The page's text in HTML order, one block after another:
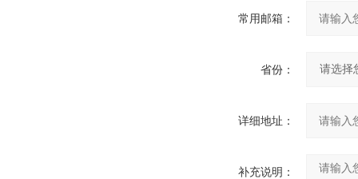
常用邮箱：
省份：
详细地址：
补充说明：